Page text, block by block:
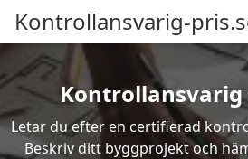
Kontrollansvarig-
Kontrollansvarig
Letar du efter en certifierad
Beskriv ditt byggprojekt och